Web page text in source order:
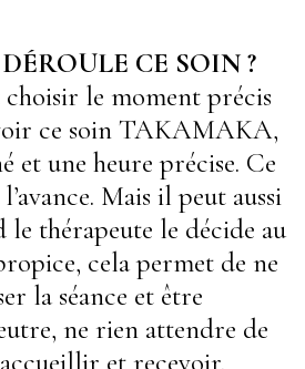
CE SOIN ?
le moment précis
ce soin TAKAMAKA,
et une heure précise. Ce
Mais il peut aussi
le thérapeute le décide au
cela permet de ne
la séance et être
ne rien attendre de